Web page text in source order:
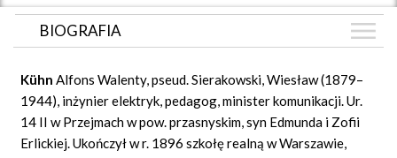
BIOGRAFIA
ZDJĘCIA (39)
GRAF POWIĄZAŃ
KühnAlfons Walenty, pseud. Sierakowski, Wiesław (1879–
1944), inżynier elektryk, pedagog, minister komunikacji. Ur.
14 II w Przejmach w pow. przasnyskim, syn Edmunda i Zofii
Erlickiej. Ukończył w r. 1896 szkołę realną w Warszawie,